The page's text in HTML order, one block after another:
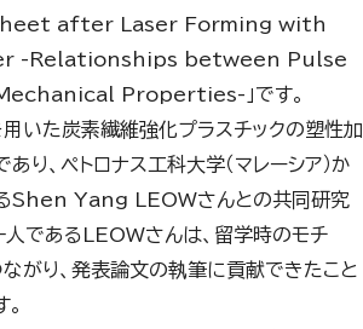
after Laser Forming with
-Relationships between Pulse
Properties-」です。
用いた炭素繊維強化プラスチックの塑性加
り、ペトロナス工科大学（マレーシア）か
Shen Yang LEOWさんとの共同研究
人であるLEOWさんは、留学時のモチ
がり、発表論文の執筆に貢献できたこと